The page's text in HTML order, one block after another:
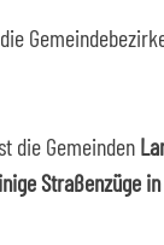
die Gemeinden
Straßenzüge